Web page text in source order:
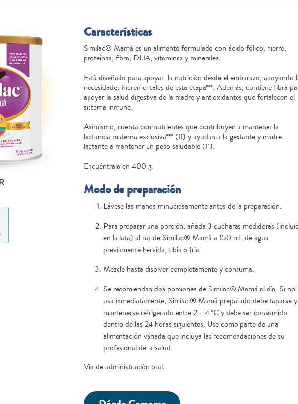
Características
Similac® Mamá es un alimento formulado con ácido fólico, hierro,
proteínas, fibra, DHA, vitaminas y minerales.
Está diseñado para apoyar la nutrición desde el embarazo, apoyando
necesidades incrementales de esta etapa***. Además, contiene fibra
apoyar la salud digestiva de la madre y antioxidantes que fortalecen el
sistema inmune.
Asimismo, cuenta con nutrientes que contribuyen a mantener la
lactancia materna exclusiva*** (11) y ayudan a la gestante y madre
lactante a mantener un peso saludable (11).
Encuéntralo en 400 g.
Modo de preparación
Lávese las manos minuciosamente antes de la preparación.
Para preparar una porción, añada 3 cucharas medidoras
en la lata) al ras de Similac® Mamá a 150 mL de agua
previamente hervida, tibia o fría.
Mezcle hasta disolver completamente y consuma.
Se recomiendan dos porciones de Similac® Mamá al día. Si no
usa inmediatamente, Similac® Mamá preparado debe taparse y
mantenerse refrigerado entre 2 - 4 °C y debe ser consumido
dentro de las 24 horas siguientes. Use como parte de una
alimentación variada que incluya las recomendaciones de su
profesional de la salud.
Vía de administración oral.